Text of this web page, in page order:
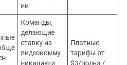
ии
Команды,
делающие
ставку на
видеокомму
никацию и
Платные
тарифы от
$3/польз./